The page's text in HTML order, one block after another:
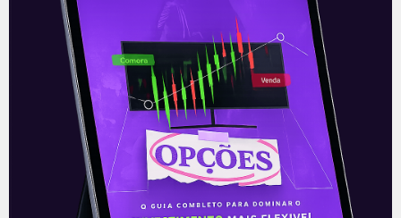
READ MORE »
06/08/2026 Nenhum comentário
Multiplan (MULT3) combina
crescimento operacional e
rentabilidade recorde no